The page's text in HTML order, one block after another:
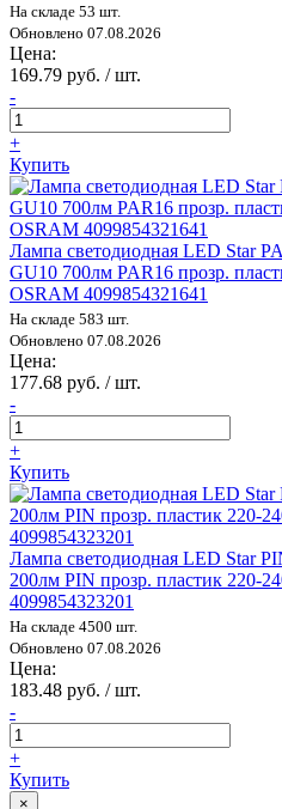
На складе 53 шт.
Обновлено 07.08.2026
Цена:
169.79 руб. / шт.
-
+
Купить
Лампа светодиодная LED Star
GU10 700лм PAR16 прозр.
OSRAM 4099854321641
На складе 583 шт.
Обновлено 07.08.2026
Цена:
177.68 руб. / шт.
-
+
Купить
Лампа светодиодная LED Star
200лм PIN прозр. пластик 220-
4099854323201
На складе 4500 шт.
Обновлено 07.08.2026
Цена:
183.48 руб. / шт.
-
+
Купить
×